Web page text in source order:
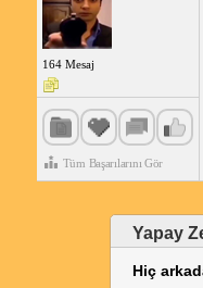
164 Mesaj
Tüm Başarılarını Gör
Yapay
Hiç